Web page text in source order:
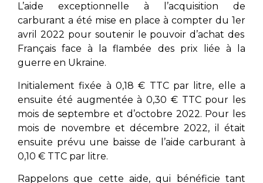
L’aide exceptionnelle à l’acquisition de
carburant a été mise en place à compter du 1er
avril 2022 pour soutenir le pouvoir d’achat des
Français face à la flambée des prix liée à la
guerre en Ukraine.
Initialement fixée à 0,18 € TTC par litre, elle a
ensuite été augmentée à 0,30 € TTC pour les
mois de septembre et d’octobre 2022. Pour les
mois de novembre et décembre 2022, il était
ensuite prévu une baisse de l’aide carburant à
0,10 € TTC par litre.
Rappelons que cette aide, qui bénéficie tant